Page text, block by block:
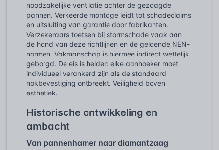
noodzakelijke ventilatie achter de gezaagde
pannen. Verkeerde montage leidt tot schadeclaims
en uitsluiting van garantie door fabrikanten.
Verzekeraars toetsen bij stormschade vaak aan
de hand van deze richtlijnen en de geldende NEN-
normen. Vakmanschap is hiermee indirect wettelijk
geborgd. De eis is helder: elke aanhoeker moet
individueel verankerd zijn als de standaard
nokbevestiging ontbreekt. Veiligheid boven
esthetiek.
Historische ontwikkeling en
ambacht
Van pannenhamer naar diamantzaag